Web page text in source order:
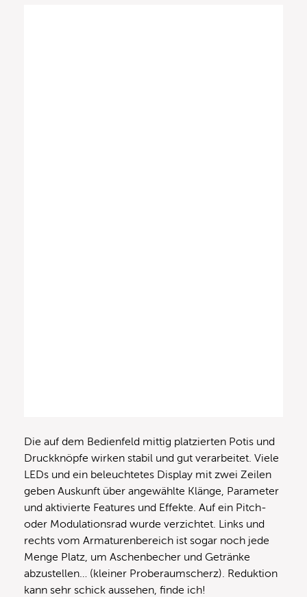
Die auf dem Bedienfeld mittig platzierten Potis und
Druckknöpfe wirken stabil und gut verarbeitet. Viele
LEDs und ein beleuchtetes Display mit zwei Zeilen
geben Auskunft über angewählte Klänge, Parameter
und aktivierte Features und Effekte. Auf ein Pitch-
oder Modulationsrad wurde verzichtet. Links und
rechts vom Armaturenbereich ist sogar noch jede
Menge Platz, um Aschenbecher und Getränke
abzustellen… (kleiner Proberaumscherz). Reduktion
kann sehr schick aussehen, finde ich!